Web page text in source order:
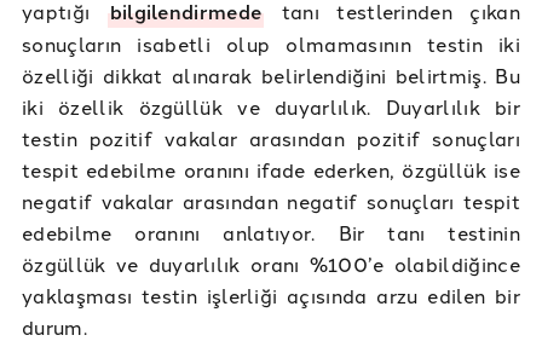
yaptığı bilgilendirmede tanı testlerinden çıkan
sonuçların isabetli olup olmamasının testin iki
özelliği dikkat alınarak belirlendiğini belirtmiş. Bu
iki özellik özgüllük ve duyarlılık. Duyarlılık bir
testin pozitif vakalar arasından pozitif sonuçları
tespit edebilme oranını ifade ederken, özgüllük ise
negatif vakalar arasından negatif sonuçları tespit
edebilme oranını anlatıyor. Bir tanı testinin
özgüllük ve duyarlılık oranı %100’e olabildiğince
yaklaşması testin işlerliği açısında arzu edilen bir
durum.